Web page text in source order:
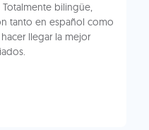
bilingüe,
tanto en español como
llegar la mejor